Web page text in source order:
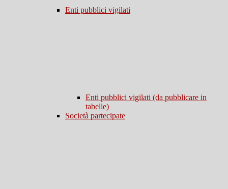
Enti pubblici vigilati
Enti pubblici vigilati (da pubblicare in
tabelle)
Società partecipate